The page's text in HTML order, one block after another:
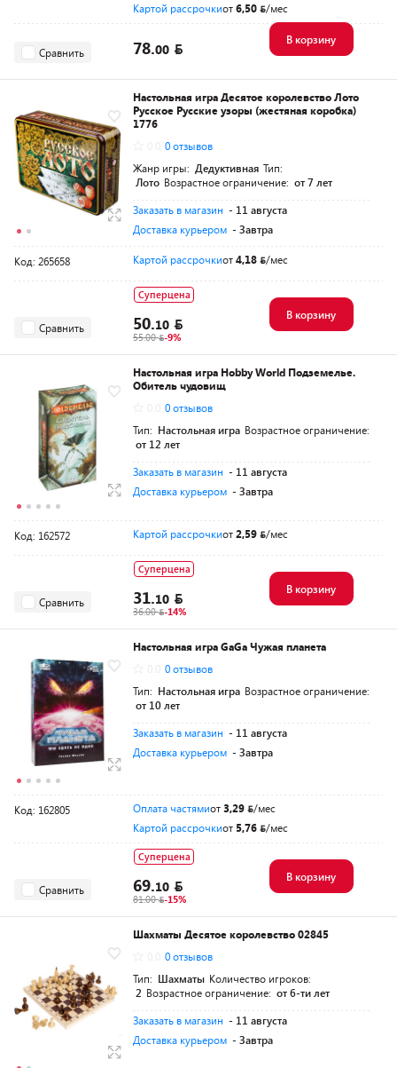
Картой рассрочкиот6,50 /мес
Сравнить 78.00
В корзину
Настольная игра Десятое королевство Лото
Русское Русские узоры (жестяная коробка)
1776
0 отзывов
Жанр игры: Дедуктивная Тип:
Лото Возрастное ограничение: от 7 лет
Заказать в магазин - 11 августа
Доставка курьером - Завтра
Код: 265658 Картой рассрочкиот4,18 /мес
Сравнить
Суперцена
50.10
55.00 -9%
В корзину
Настольная игра Hobby World Подземелье.
Обитель чудовищ
0 отзывов
Тип: Настольная игра Возрастное ограничение:
от 12 лет
Заказать в магазин - 11 августа
Доставка курьером - Завтра
Код: 162572 Картой рассрочкиот2,59 /мес
Сравнить
Суперцена
31.10
36.00 -14%
В корзину
Настольная игра GaGa Чужая планета
0 отзывов
Тип: Настольная игра Возрастное ограничение:
от 10 лет
Заказать в магазин - 11 августа
Доставка курьером - Завтра
Код: 162805 Оплата частямиот3,29
/мес
Картой рассрочкиот 5,76 /мес
Сравнить
Суперцена
69.10
81.00 -15%
В корзину
Шахматы Десятое королевство 02845
0 отзывов
Тип: Шахматы Количество игроков:
2 Возрастное ограничение: от 6-ти лет
Заказать в магазин - 11 августа
Доставка курьером - Завтра